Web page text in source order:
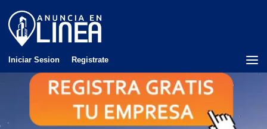
Iniciar Sesion Registrate